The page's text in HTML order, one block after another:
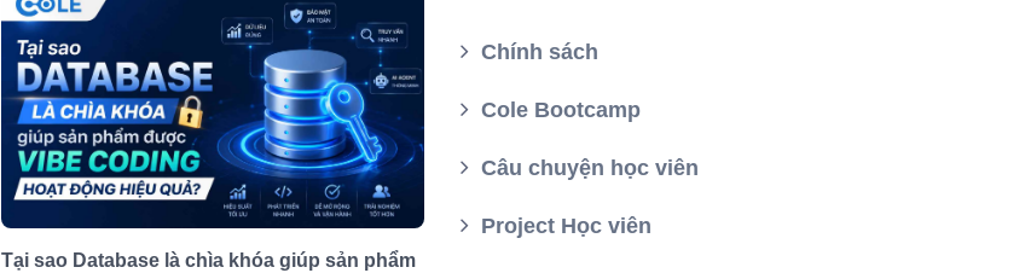
Tại sao Database là chìa khóa giúp sản phẩm
Chính sách
Cole Bootcamp
Câu chuyện học viên
Project Học viên